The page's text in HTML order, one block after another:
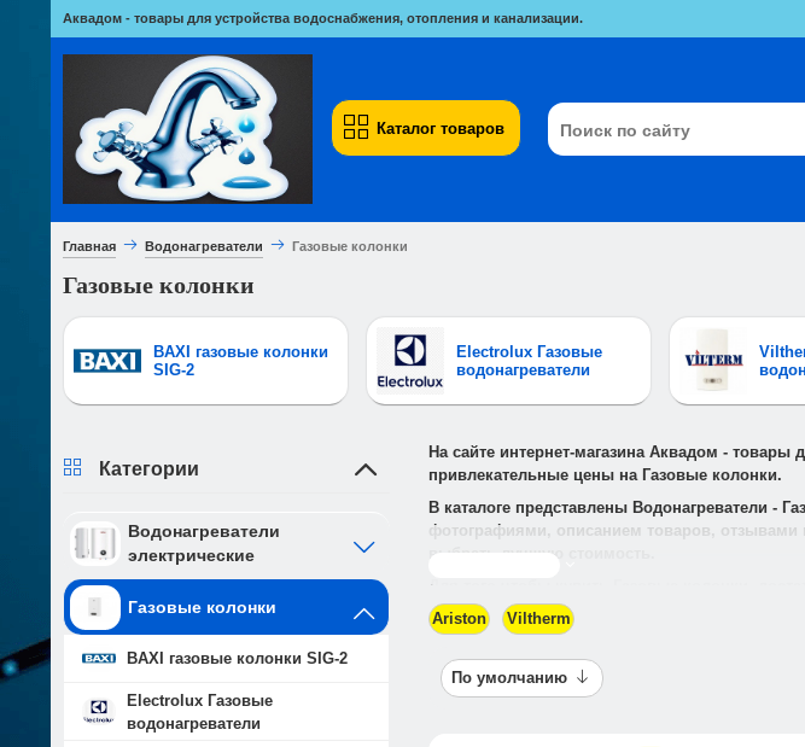
Аквадом - товары для устройства водоснабжения, отопления и канализации.
Каталог товаров
Главная Водонагреватели Газовые колонки
Газовые колонки
BAXI газовые колонки
SIG-2
Electrolux Газовые
водонагреватели
На сайте интернет-магазина Аквадом -
привлекательные цены на Газовые колонки.
В каталоге представлены Водонагреватели -
фотографиями, описанием товаров, отзывами
выбрать лучшую стоимость.
Для того чтобы купить Газовые колонки,
Ariston Viltherm
По умолчанию
Категории
Водонагреватели
электрические
Газовые колонки
BAXI газовые колонки SIG-2
Electrolux Газовые
водонагреватели